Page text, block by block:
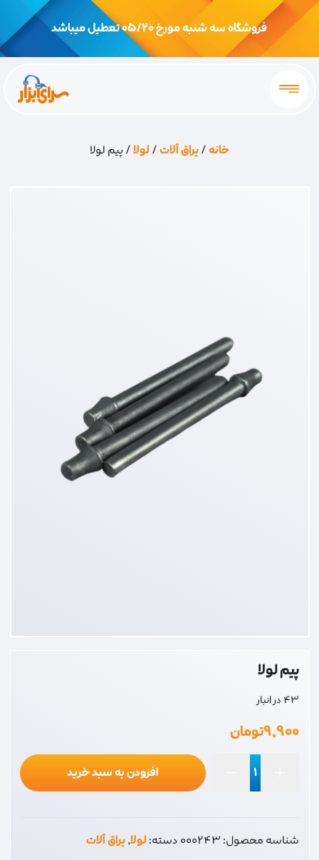
فروشگاه سه شنبه مورخ 05/20 تعطیل میباشد
خانه/یراق آلات/لولا/ پیم لولا
پیم لولا
43 در انبار
۹,۹۰۰تومان
افزودن به سبد خرید
شناسه محصول:000243دسته:لولا,یراق آلات